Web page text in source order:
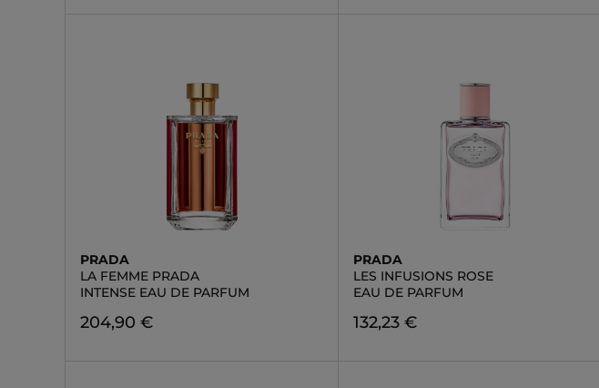
PRADA
LA FEMME PRADA
INTENSE EAU DE PARFUM
204,90 €
PRADA
LES INFUSIONS ROSE
EAU DE PARFUM
132,23 €